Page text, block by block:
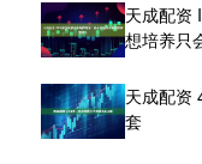
天成配资
想培养只
天成配资
套